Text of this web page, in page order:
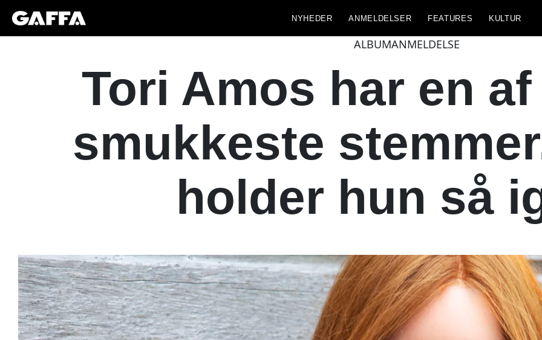
NYHEDER ANMELDELSER FEATURES KULTUR
ALBUMANMELDELSE
Tori Amos har en
smukkeste
holder hun så